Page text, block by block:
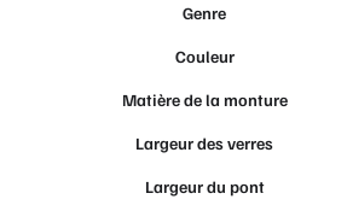
Genre
Couleur
Matière de la monture
Largeur des verres
Largeur du pont